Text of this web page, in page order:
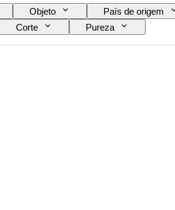
Objeto
País de origem
Corte
Pureza
Tipo de diamante